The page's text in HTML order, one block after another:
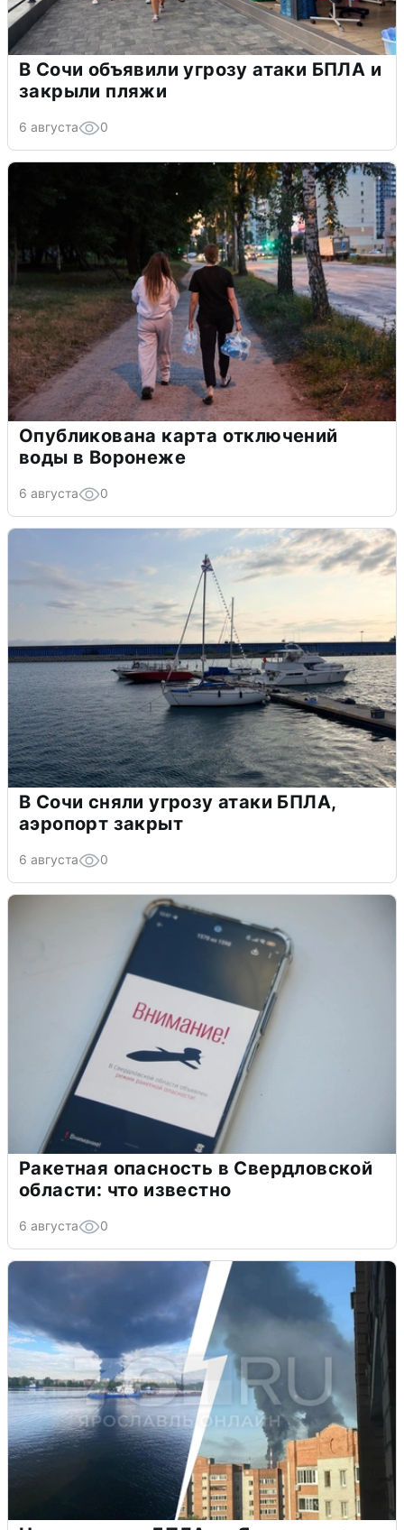
В Сочи объявили угрозу атаки БПЛА и
закрыли пляжи
6 августа 0
Опубликована карта отключений
воды в Воронеже
6 августа 0
В Сочи сняли угрозу атаки БПЛА,
аэропорт закрыт
6 августа 0
Ракетная опасность в Свердловской
области: что известно
6 августа 0